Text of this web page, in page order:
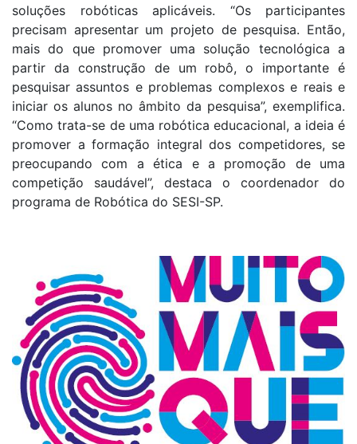
soluções robóticas aplicáveis. “Os participantes
precisam apresentar um projeto de pesquisa. Então,
mais do que promover uma solução tecnológica a
partir da construção de um robô, o importante é
pesquisar assuntos e problemas complexos e reais e
iniciar os alunos no âmbito da pesquisa”, exemplifica.
“Como trata-se de uma robótica educacional, a ideia é
promover a formação integral dos competidores, se
preocupando com a ética e a promoção de uma
competição saudável”, destaca o coordenador do
programa de Robótica do SESI-SP.